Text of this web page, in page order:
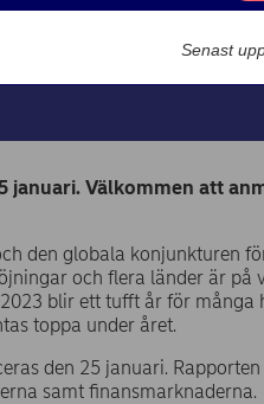
januari. Välkommen att
den globala konjunkturen
och flera länder är på
blir ett tufft år för många
toppa under året.
den 25 januari.
samt finansmarknaderna.
Senast